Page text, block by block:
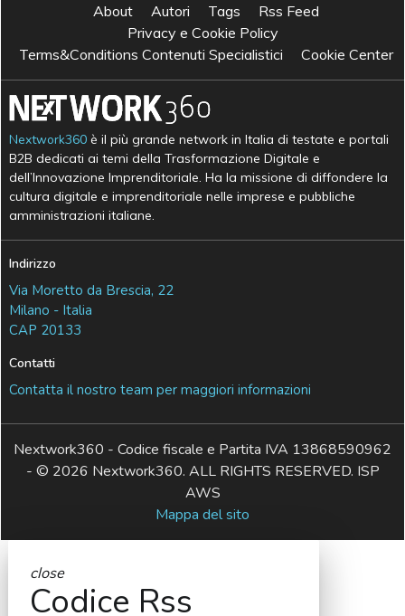
About Autori Tags
Rss Feed
Privacy e Cookie Policy
Terms&Conditions Contenuti Specialistici
Cookie Center
Nextwork360 è il più grande network in Italia di testate e portali
B2B dedicati ai temi della Trasformazione Digitale e
dell’Innovazione Imprenditoriale. Ha la missione di diffondere la
cultura digitale e imprenditoriale nelle imprese e pubbliche
amministrazioni italiane.
Indirizzo
Via Moretto da Brescia, 22
Milano - Italia
CAP 20133
Contatti
Contatta il nostro team per maggiori informazioni
Nextwork360 - Codice fiscale e Partita IVA 13868590962
- © 2026 Nextwork360. ALL RIGHTS RESERVED. ISP
AWS
Mappa del sito
close
Codice Rss